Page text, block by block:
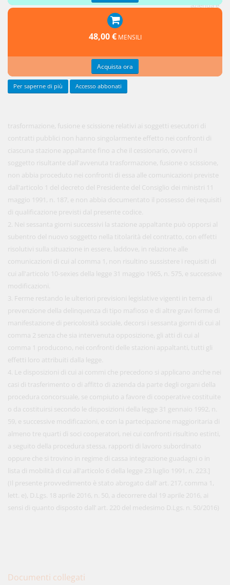
azienda e
trasformazione, fusione e scissione relativi ai soggetti esecutori di
contratti pubblici non hanno singolarmente effetto nei confronti di
ciascuna stazione appaltante fino a che il cessionario, ovvero il
soggetto risultante dall'avvenuta trasformazione, fusione o scissione,
non abbia proceduto nei confronti di essa alle comunicazioni previste
dall'articolo 1 del decreto del Presidente del Consiglio dei ministri 11
maggio 1991, n. 187, e non abbia documentato il possesso dei requisiti
di qualificazione previsti dal presente codice.
2. Nei sessanta giorni successivi la stazione appaltante può opporsi al
subentro del nuovo soggetto nella titolarità del contratto, con effetti
risolutivi sulla situazione in essere, laddove, in relazione alle
comunicazioni di cui al comma 1, non risultino sussistere i requisiti di
cui all'articolo 10-sexies della legge 31 maggio 1965, n. 575, e successive
modificazioni.
3. Ferme restando le ulteriori previsioni legislative vigenti in tema di
prevenzione della delinquenza di tipo mafioso e di altre gravi forme di
manifestazione di pericolosità sociale, decorsi i sessanta giorni di cui al
comma 2 senza che sia intervenuta opposizione, gli atti di cui al
comma 1 producono, nei confronti delle stazioni appaltanti, tutti gli
effetti loro attribuiti dalla legge.
4. Le disposizioni di cui ai commi che precedono si applicano anche nei
casi di trasferimento o di affitto di azienda da parte degli organi della
procedura concorsuale, se compiuto a favore di cooperative costituite
o da costituirsi secondo le disposizioni della legge 31 gennaio 1992, n.
59, e successive modificazioni, e con la partecipazione maggioritaria di
almeno tre quarti di soci cooperatori, nei cui confronti risultino estinti,
a seguito della procedura stessa, rapporti di lavoro subordinato
oppure che si trovino in regime di cassa integrazione guadagni o in
lista di mobilità di cui all'articolo 6 della legge 23 luglio 1991, n. 223.]
(Il presente provvedimento è stato abrogato dall’ art. 217, comma 1,
lett. e), D.Lgs. 18 aprile 2016, n. 50, a decorrere dal 19 aprile 2016, ai
sensi di quanto disposto dall’ art. 220 del medesimo D.Lgs. n. 50/2016)
Documenti collegati
48,00 € MENSILI
Acquista ora
Per saperne di più Accesso abbonati